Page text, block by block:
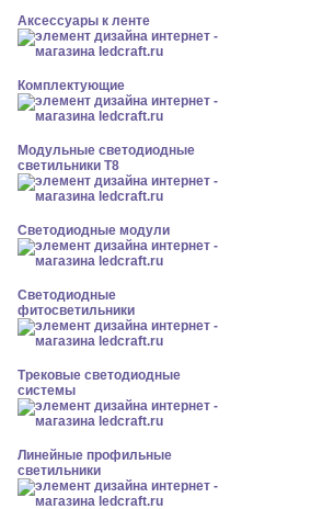
Аксессуары к ленте
Комплектующие
Модульные светодиодные
светильники Т8
Светодиодные модули
Светодиодные
фитосветильники
Трековые светодиодные
системы
Линейные профильные
светильники